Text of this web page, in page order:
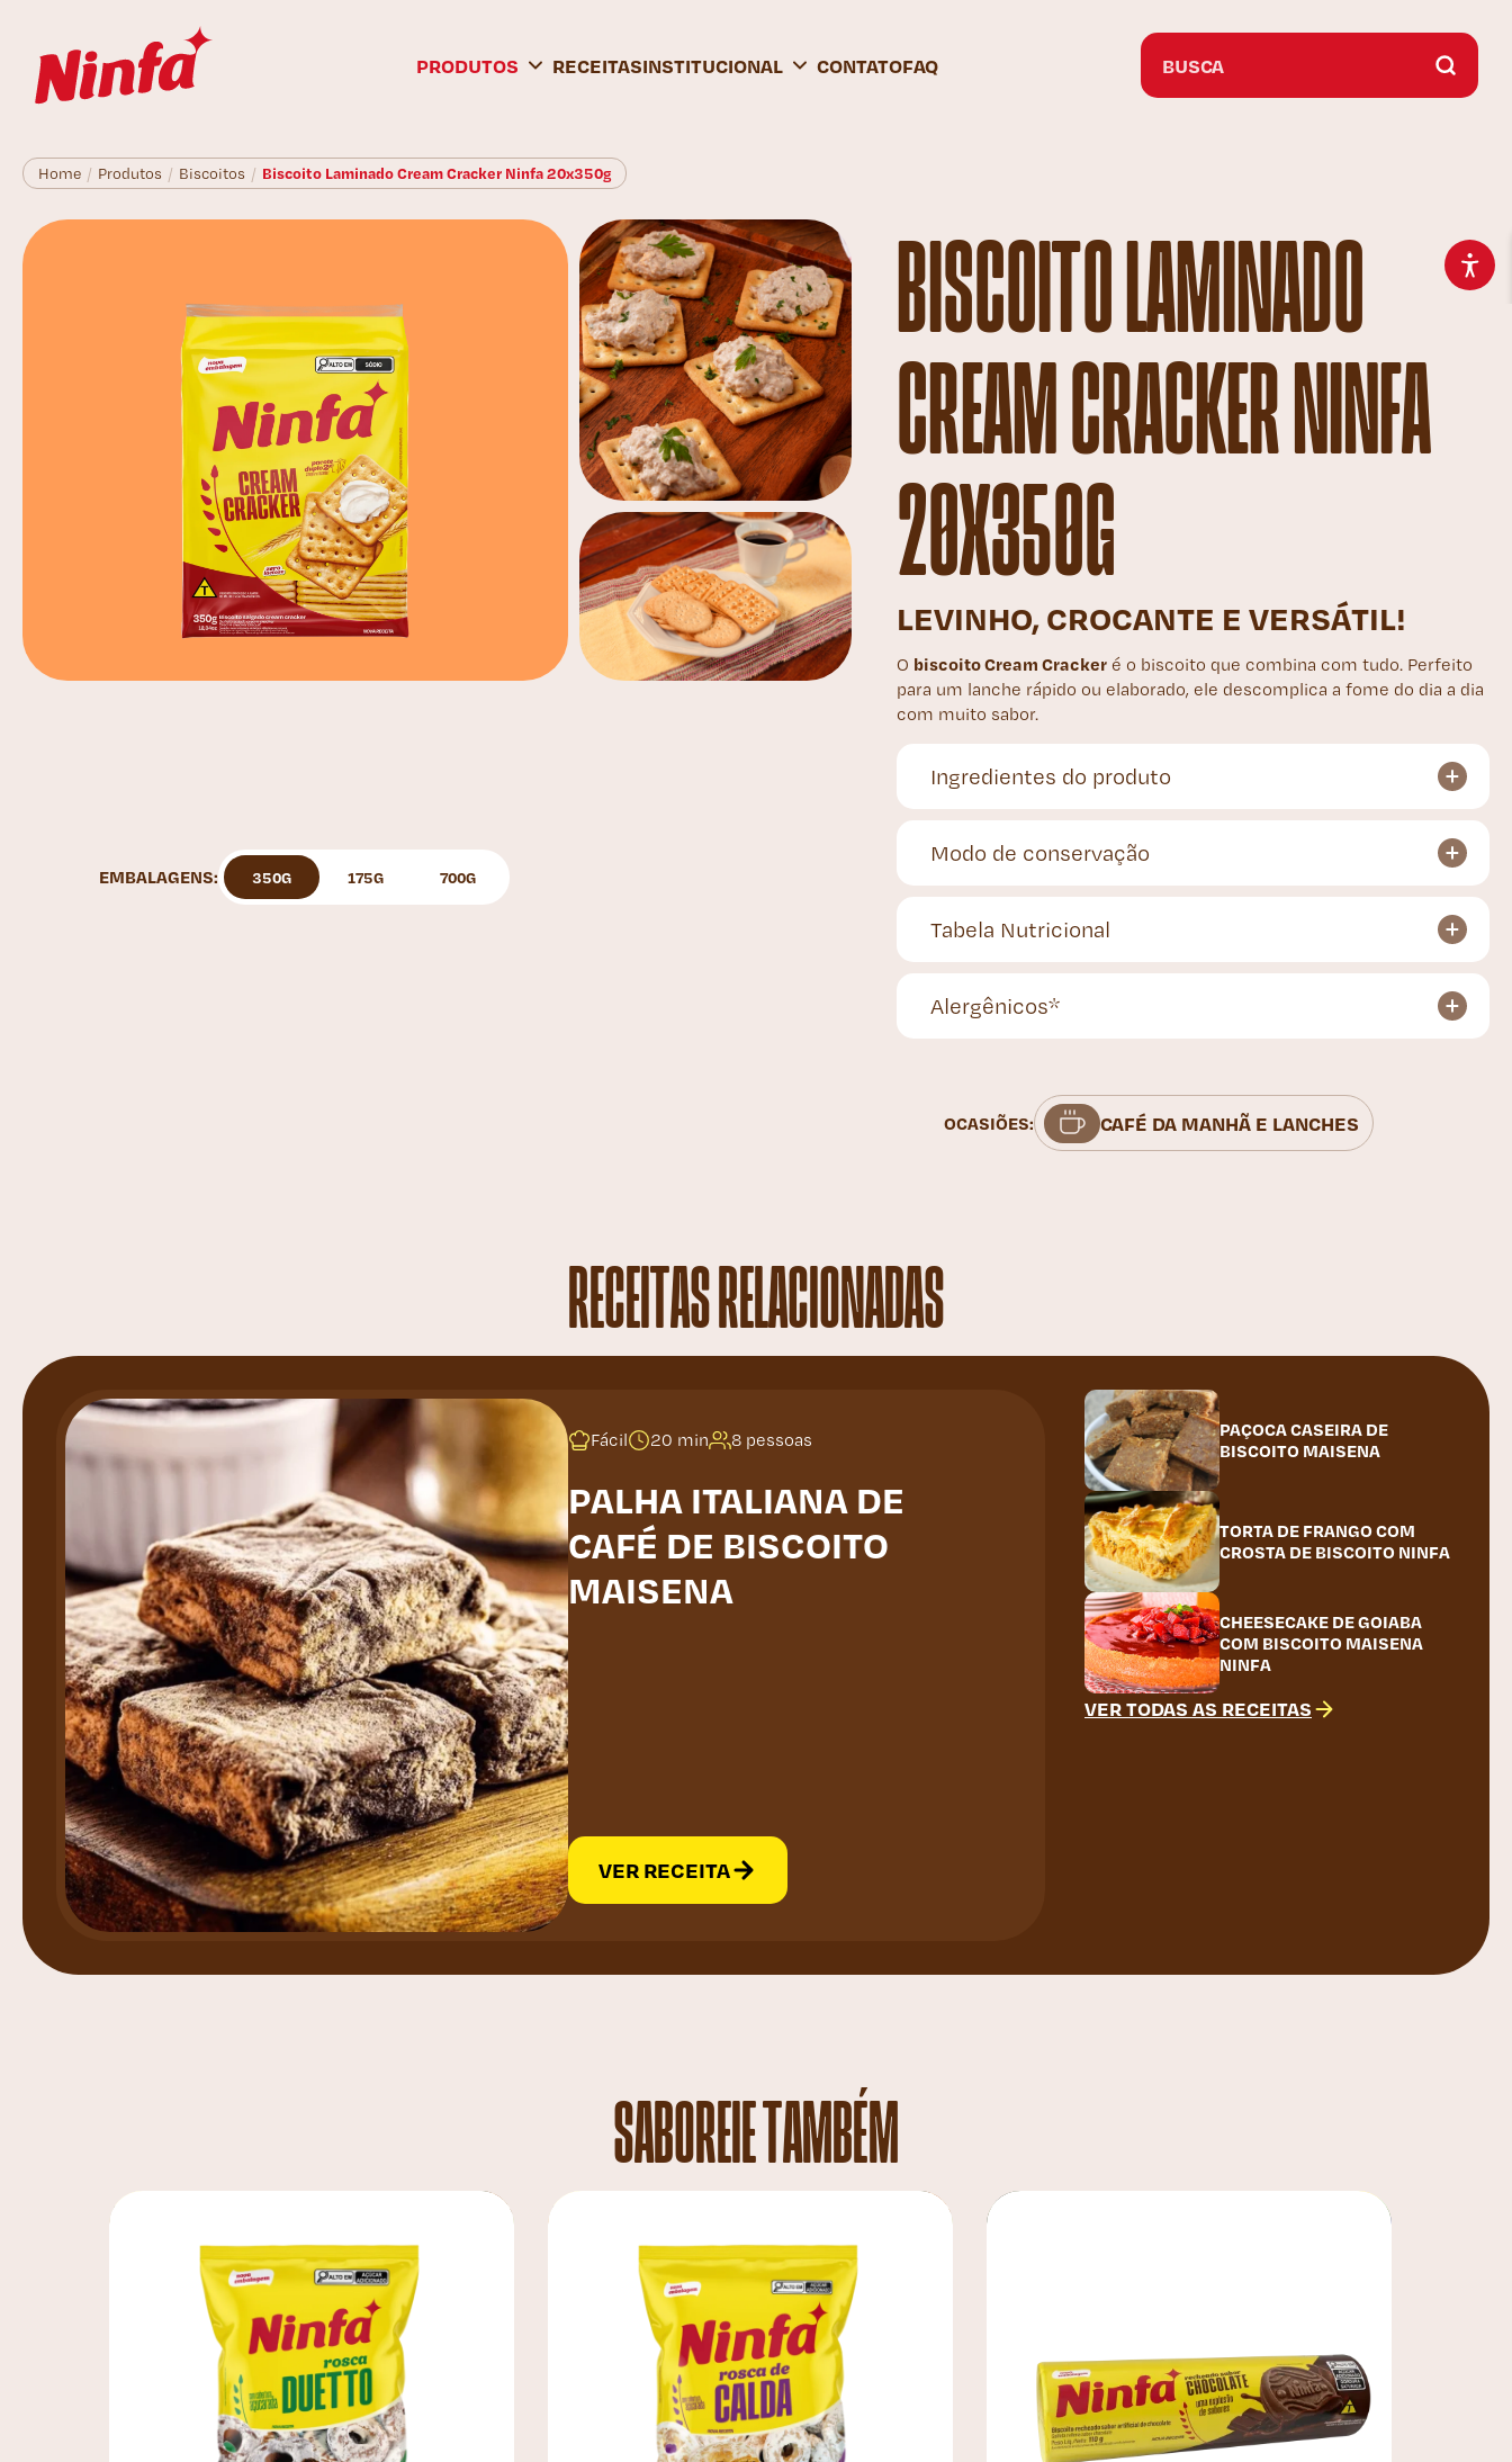
PRODUTOS RECEITASINSTITUCIONAL CONTATOFAQ
Home / Produtos / Biscoitos / Biscoito Laminado Cream Cracker Ninfa 20x350g
EMBALAGENS: 350G 175G 700G
BISCOITO LAMINADO
CREAM CRACKER NINFA
20X350G
LEVINHO, CROCANTE E VERSÁTIL!
O biscoito Cream Cracker é o biscoito que combina com tudo. Perfeito
para um lanche rápido ou elaborado, ele descomplica a fome do dia a dia
com muito sabor.
Ingredientes do produto
Modo de conservação
Tabela Nutricional
Alergênicos*
OCASIÕES: CAFÉ DA MANHÃ E LANCHES
RECEITAS RELACIONADAS
Fácil 20 min 8 pessoas
PALHA ITALIANA DE
CAFÉ DE BISCOITO
MAISENA
VER RECEITA
PAÇOCA CASEIRA DE
BISCOITO MAISENA
TORTA DE FRANGO COM
CROSTA DE BISCOITO NINFA
CHEESECAKE DE GOIABA
COM BISCOITO MAISENA
NINFA
VER TODAS AS RECEITAS
SABOREIE TAMBÉM